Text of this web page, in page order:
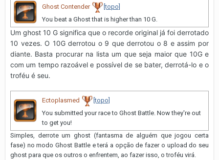
Ghost Contender
[topo]
You beat a Ghost that is higher than 10 G.
Um ghost 10 G significa que o recorde original já foi derrotado
10 vezes. O 10G derrotou o 9 que derrotou o 8 e assim por
diante. Basta procurar na lista um que seja maior que 10G e
com um tempo razoável e possível de se bater, derrotá-lo e o
troféu é seu.
Ectoplasmed
[topo]
You submitted your race to Ghost Battle. Now they're out
to get you!
Simples, derrote um ghost (fantasma de alguém que jogou certa
fase) no modo Ghost Battle e terá a opção de fazer o upload do seu
ghost para que os outros o enfrentem, ao fazer isso, o troféu virá.